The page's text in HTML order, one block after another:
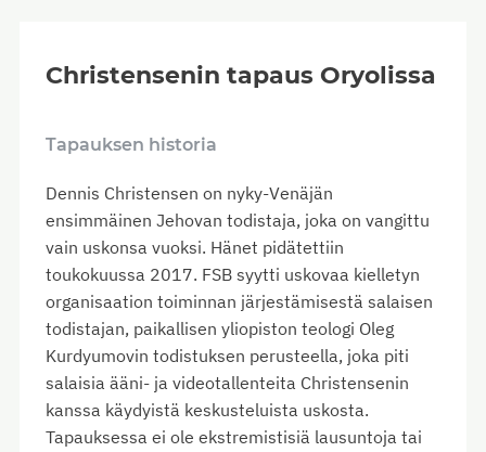
Christensenin tapaus Oryolissa
Tapauksen historia
Dennis Christensen on nyky-Venäjän
ensimmäinen Jehovan todistaja, joka on vangittu
vain uskonsa vuoksi. Hänet pidätettiin
toukokuussa 2017. FSB syytti uskovaa kielletyn
organisaation toiminnan järjestämisestä salaisen
todistajan, paikallisen yliopiston teologi Oleg
Kurdyumovin todistuksen perusteella, joka piti
salaisia ääni- ja videotallenteita Christensenin
kanssa käydyistä keskusteluista uskosta.
Tapauksessa ei ole ekstremistisiä lausuntoja tai